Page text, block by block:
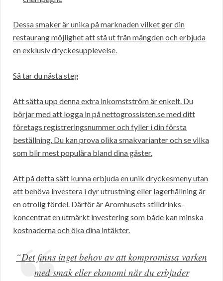
Dessa smaker är unika på marknaden vilket ger din
restaurang möjlighet att stå ut från mängden och erbjuda
en exklusiv dryckesupplevelse.
Så tar du nästa steg
Att sätta upp denna extra inkomstström är enkelt. Du
börjar med att logga in på nettogrossisten.se med ditt
företags registreringsnummer och fyller i din första
beställning. Du kan prova olika smakvarianter och se vilka
som blir mest populära bland dina gäster.
Att på detta sätt kunna erbjuda en unik dryckesmeny utan
att behöva investera i dyr utrustning eller lagerhållning är
en otrolig fördel. Därför är Aromhusets stilldrinks-
koncentrat en utmärkt investering som både kan minska
kostnaderna och öka dina intäkter.
“Det finns inget behov av att kompromissa varken
med smak eller ekonomi när du erbjuder